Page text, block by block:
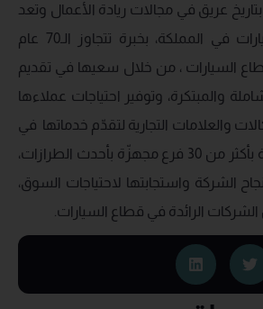
عريق في مجالات ريادة الأعمال وتعد
من روّاد قطاع السيارات في المملكة، بخبرة تتجاوز الـ70 عام
السيارات ، من خلال سعيها في تقديم
والمبتكرة، وتوفير احتياجات عملاءها
والعلامات التجارية لتقدّم خدماتها في
13 مدينة حول المملكة بأكثر من 30 فرع مجهزّة بأحدث الطرازات،
الشركة واستجابتها لاحتياجات السوق،
الرائدة في قطاع السيارات.